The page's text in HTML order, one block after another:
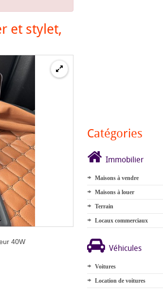
et stylet,
40W
Catégories
Immobilier
Maisons à vendre
Maisons à louer
Terrain
Locaux commerciaux
Véhicules
Voitures
Location de voitures